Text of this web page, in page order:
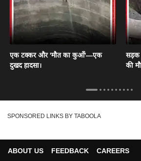
एक टक्कर और 'मौत का कुआँ'—एक
दुखद हादसा।
सड़क
की
SPONSORED LINKS BY TABOOLA
ABOUT US FEEDBACK CAREERS